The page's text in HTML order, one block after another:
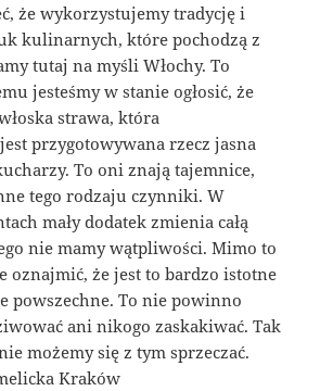
że wykorzystujemy tradycję i
kulinarnych, które pochodzą z
tutaj na myśli Włochy. To
jesteśmy w stanie ogłosić, że
strawa, która
przygotowywana rzecz jasna
To oni znają tajemnice,
tego rodzaju czynniki. W
mały dodatek zmienia całą
nie mamy wątpliwości. Mimo to
oznajmić, że jest to bardzo istotne
powszechne. To nie powinno
ani nikogo zaskakiwać. Tak
możemy się z tym sprzeczać.
Kraków